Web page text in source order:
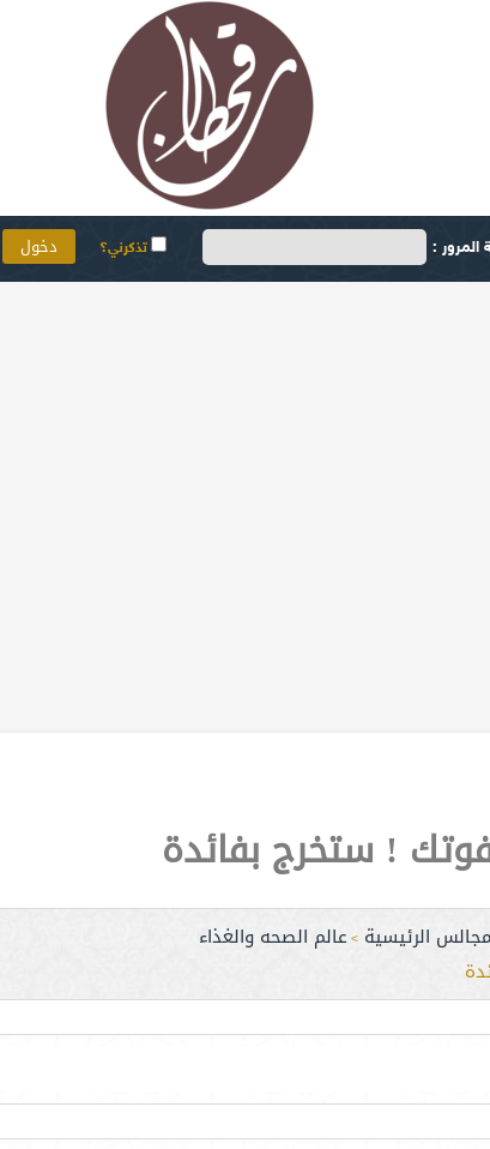
المرور : تذكرني؟
! ستخرج بفائدة
الرئيسية > عالم الصحه والغذاء